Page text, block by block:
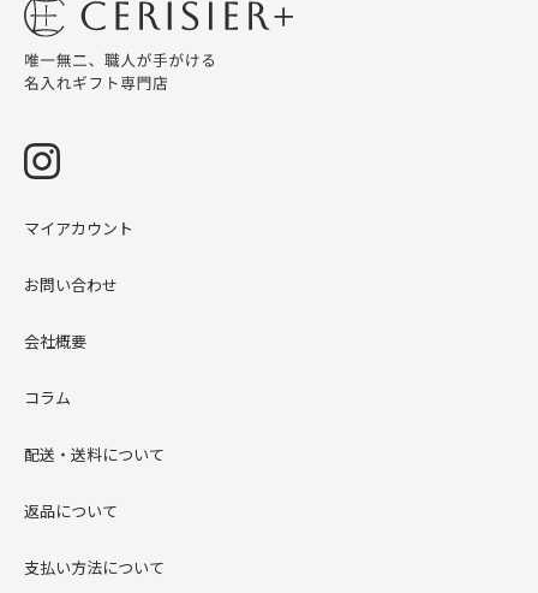
2022/08/20 9月より似顔絵ボトルの受付が開始します！
2022/08/14
お盆休み期間中のご注文に関しては17日(水)より
マイアカウント
お問い合わせ
会社概要
コラム
配送・送料について
返品について
支払い方法について